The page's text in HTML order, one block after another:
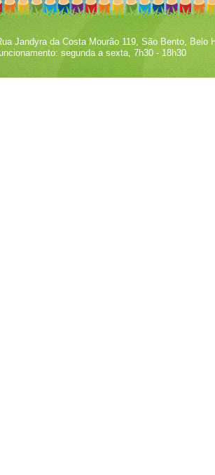
Jandyra da Costa Mourão 119, São Bento, Belo
segunda a sexta, 7h30 - 18h30